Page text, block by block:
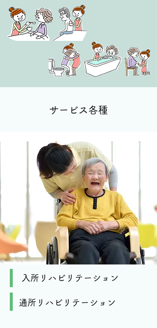
​サービス各種
入所リハビリテーション
​通所リハビリテーション